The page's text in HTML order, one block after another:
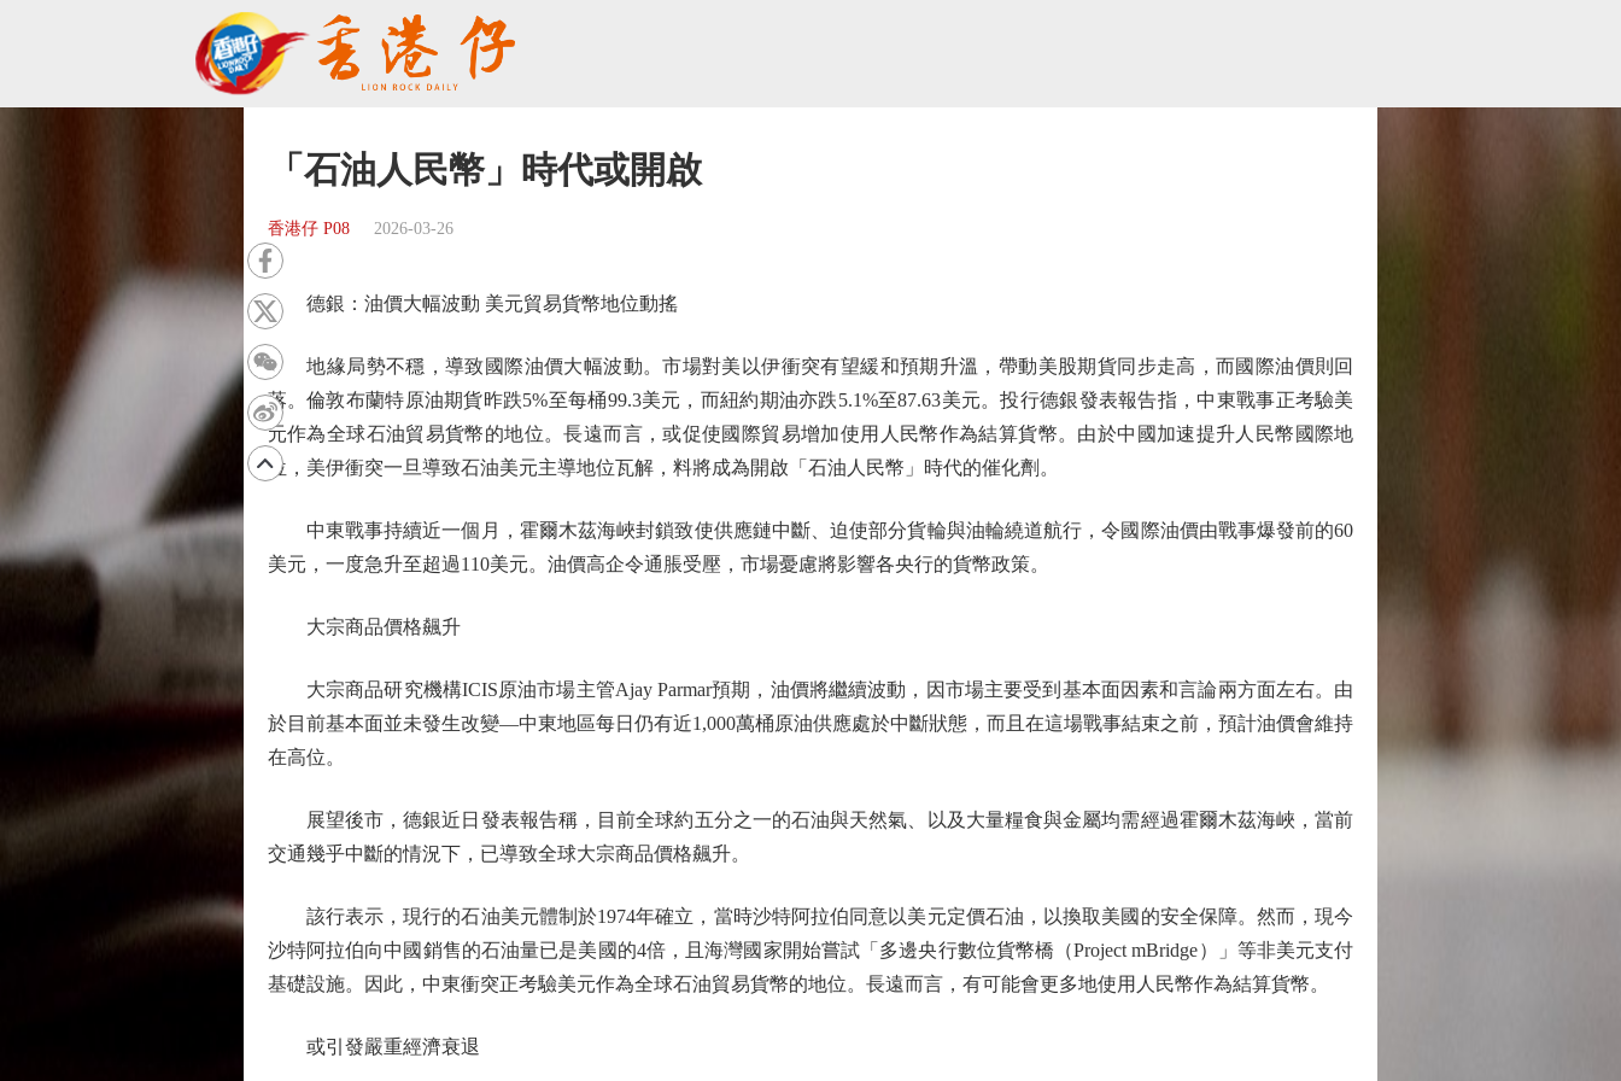
「石油人民幣」時代或開啟
香港仔 P08 2026-03-26
德銀：油價大幅波動 美元貿易貨幣地位動搖
地緣局勢不穩，導致國際油價大幅波動。市場對美以伊衝突有望緩和預期升溫，帶動美股期貨同步走高，而國際油價則回
落。倫敦布蘭特原油期貨昨跌5%至每桶99.3美元，而紐約期油亦跌5.1%至87.63美元。投行德銀發表報告指，中東戰事正考驗美
元作為全球石油貿易貨幣的地位。長遠而言，或促使國際貿易增加使用人民幣作為結算貨幣。由於中國加速提升人民幣國際地
位，美伊衝突一旦導致石油美元主導地位瓦解，料將成為開啟「石油人民幣」時代的催化劑。
中東戰事持續近一個月，霍爾木茲海峽封鎖致使供應鏈中斷、迫使部分貨輪與油輪繞道航行，令國際油價由戰事爆發前的60
美元，一度急升至超過110美元。油價高企令通脹受壓，市場憂慮將影響各央行的貨幣政策。
大宗商品價格飆升
大宗商品研究機構ICIS原油市場主管Ajay Parmar預期，油價將繼續波動，因市場主要受到基本面因素和言論兩方面左右。由
於目前基本面並未發生改變—中東地區每日仍有近1,000萬桶原油供應處於中斷狀態，而且在這場戰事結束之前，預計油價會維持
在高位。
展望後市，德銀近日發表報告稱，目前全球約五分之一的石油與天然氣、以及大量糧食與金屬均需經過霍爾木茲海峽，當前
交通幾乎中斷的情況下，已導致全球大宗商品價格飆升。
該行表示，現行的石油美元體制於1974年確立，當時沙特阿拉伯同意以美元定價石油，以換取美國的安全保障。然而，現今
沙特阿拉伯向中國銷售的石油量已是美國的4倍，且海灣國家開始嘗試「多邊央行數位貨幣橋（Project mBridge）」等非美元支付
基礎設施。因此，中東衝突正考驗美元作為全球石油貿易貨幣的地位。長遠而言，有可能會更多地使用人民幣作為結算貨幣。
或引發嚴重經濟衰退